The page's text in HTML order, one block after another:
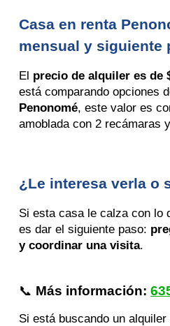
Casa en renta
mensual y siguiente
El precio de alquiler es de
está comparando opciones
Penonomé, este valor es
amobladacon 2 recámaras
¿Le interesa verla o
Si esta casa le calza con lo
es dar el siguiente paso:
y coordinar una visita.
📞 Más información:
Si está buscando un